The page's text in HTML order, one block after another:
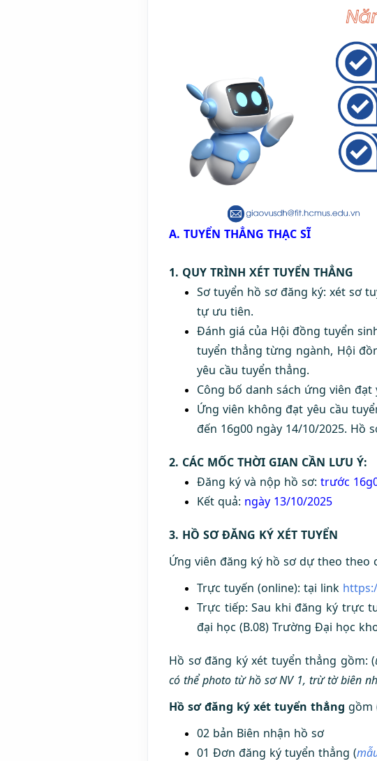
A. TUYỂN THẲNG THẠC SĨ
1. QUY TRÌNH XÉT TUYỂN THẲNG
Sơ tuyển hồ sơ đăng ký: xét sơ
tự ưu tiên.
Đánh giá của Hội đồng tuyển
tuyển thẳng từng ngành, Hội
yêu cầu tuyển thẳng.
Công bố danh sách ứng viên
Ứng viên không đạt yêu cầu
đến 16g00 ngày 14/10/2025. Hồ
2. CÁC MỐC THỜI GIAN CẦN LƯU Ý:
Đăng ký và nộp hồ sơ: trước
Kết quả: ngày 13/10/2025
3. HỒ SƠ ĐĂNG KÝ XÉT TUYỂN
Ứng viên đăng ký hồ sơ dự theo theo
Trực tuyến (online): tại link
Trực tiếp: Sau khi đăng ký trực
đại học (B.08) Trường Đại học
Hồ sơ đăng ký xét tuyển thẳng gồm: (
có thể photo từ hồ sơ NV 1, trừ tờ biên
Hồ sơ đăng ký xét tuyển thẳng gồm
02 bản Biên nhận hồ sơ
01 Đơn đăng ký tuyển thẳng (